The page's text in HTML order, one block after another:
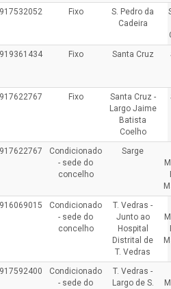
917532052 Fixo
S. Pedro da
Cadeira
919361434 Fixo Santa Cruz
917622767 Fixo
Santa Cruz -
Largo Jaime
Batista
Coelho
917622767
Condicionado
- sede do
concelho
Sarge
916069015
Condicionado
- sede do
concelho
T. Vedras -
Junto ao
Hospital
Distrital de
T. Vedras
917592400
Condicionado
- sede do
T. Vedras -
Largo de S.